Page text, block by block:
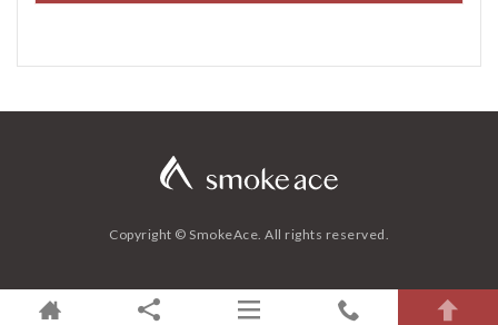
Copyright © SmokeAce. All rights reserved.